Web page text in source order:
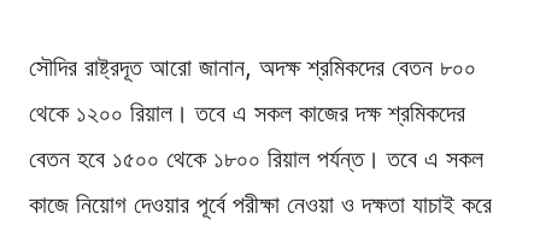
সৌদির রাষ্ট্রদূত আরো জানান, অদক্ষ শ্রমিকদের বেতন ৮০০
থেকে ১২০০ রিয়াল। তবে এ সকল কাজের দক্ষ শ্রমিকদের
বেতন হবে ১৫০০ থেকে ১৮০০ রিয়াল পর্যন্ত। তবে এ সকল
কাজে নিয়োগ দেওয়ার পূর্বে পরীক্ষা নেওয়া ও দক্ষতা যাচাই করে